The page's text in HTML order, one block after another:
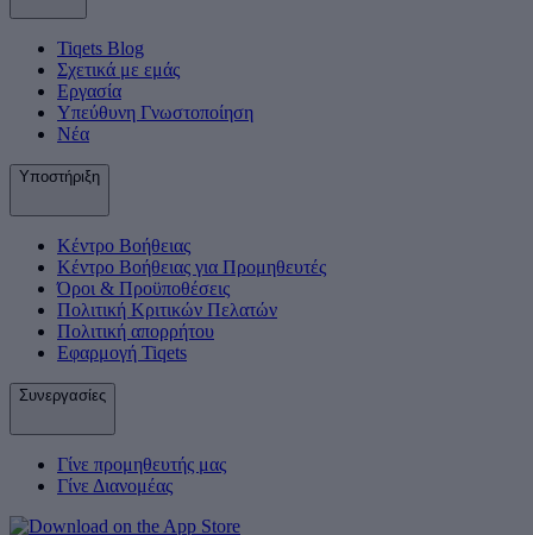
Tiqets Βlog
Σχετικά με εμάς
Εργασία
Υπεύθυνη Γνωστοποίηση
Νέα
Υποστήριξη
Κέντρο Βοήθειας
Κέντρο Βοήθειας για Προμηθευτές
Όροι & Προϋποθέσεις
Πολιτική Κριτικών Πελατών
Πολιτική απορρήτου
Εφαρμογή Tiqets
Συνεργασίες
Γίνε προμηθευτής μας
Γίνε Διανομέας